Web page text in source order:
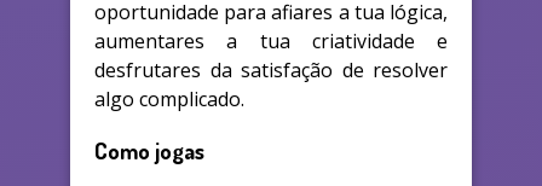
oportunidade para afiares a tua lógica,
aumentares a tua criatividade e
desfrutares da satisfação de resolver
algo complicado.
Como jogas